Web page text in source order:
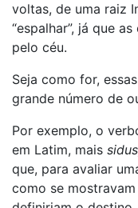
voltas, de uma raiz
“espalhar”, já que
pelo céu.
Seja como for,
grande número de
Por exemplo, o
em Latim, mais
que, para avaliar
como se